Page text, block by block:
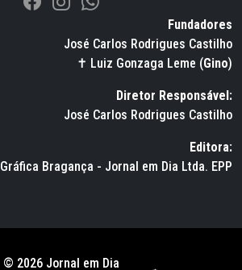
Fundadores
José Carlos Rodrigues Castilho
✝ Luiz Gonzaga Leme (Gino)
Diretor Responsável:
José Carlos Rodrigues Castilho
Editora:
Gráfica Bragança - Jornal em Dia Ltda. EPP
© 2026 Jornal em Dia